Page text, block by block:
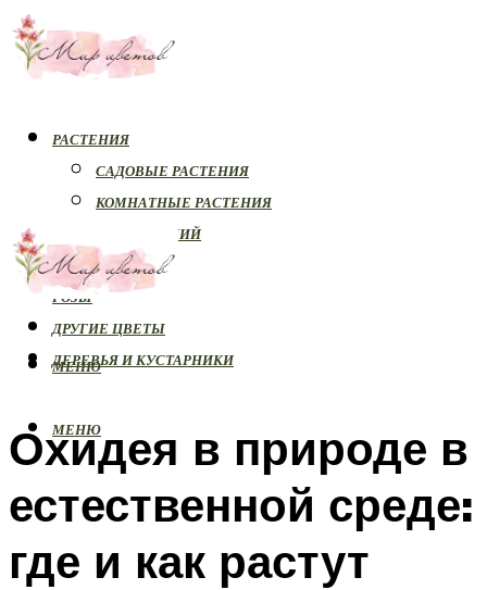
РАСТЕНИЯ
САДОВЫЕ РАСТЕНИЯ
КОМНАТНЫЕ РАСТЕНИЯ
БОЛЕЗНИ РАСТЕНИЙ
ОРХИДЕИ
РОЗЫ
ДРУГИЕ ЦВЕТЫ
ДЕРЕВЬЯ И КУСТАРНИКИ
МЕНЮ
МЕНЮ
Охидея в природе в
естественной среде:
где и как растут